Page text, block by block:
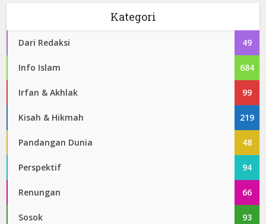
Kategori
Dari Redaksi 49
Info Islam 684
Irfan & Akhlak 99
Kisah & Hikmah 219
Pandangan Dunia 48
Perspektif 94
Renungan 66
Sosok 93